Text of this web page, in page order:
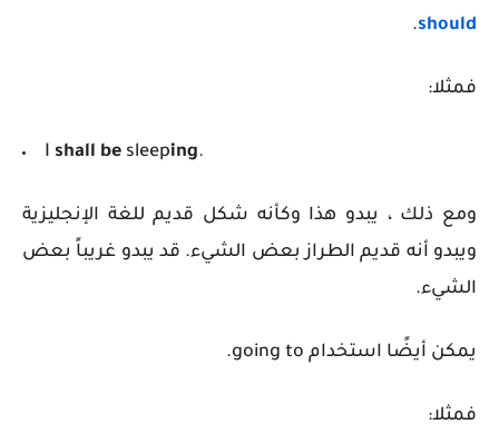
should
.
فمثلا:
I shall be sleeping.
ومع ذلك ، يبدو هذا وكأنه شكل قديم للغة الإنجليزية
ويبدو أنه قديم الطراز بعض الشيء. قد يبدو غريباً بعض
الشيء.
يمكن أيضًا استخدام going to.
فمثلا: